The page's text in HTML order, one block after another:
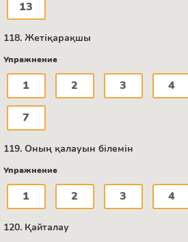
13
118. Жетіқарақшы
Упражнение
1 2 3 4
7
119. Оның қалауын білемін
Упражнение
1 2 3 4
120. Қайталау